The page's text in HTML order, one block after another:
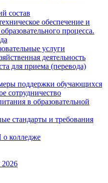
состав
обеспечение и
процесса.
услуги
деятельность
для приема (перевода)
поддержки обучающихся
сотрудничество
в образовательной
стандарты и требования
колледже